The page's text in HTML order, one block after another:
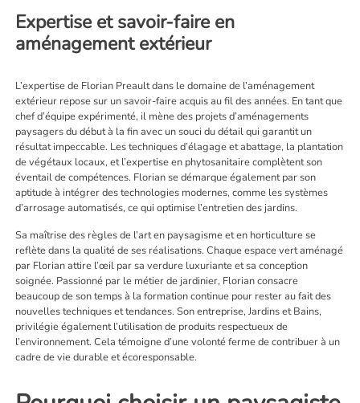
Expertise et savoir-faire en
aménagement extérieur
L’expertise de Florian Preault dans le domaine de l’aménagement
extérieur repose sur un savoir-faire acquis au fil des années. En tant que
chef d’équipe expérimenté, il mène des projets d’aménagements
paysagers du début à la fin avec un souci du détail qui garantit un
résultat impeccable. Les techniques d’élagage et abattage, la plantation
de végétaux locaux, et l’expertise en phytosanitaire complètent son
éventail de compétences. Florian se démarque également par son
aptitude à intégrer des technologies modernes, comme les systèmes
d’arrosage automatisés, ce qui optimise l’entretien des jardins.
Sa maîtrise des règles de l’art en paysagisme et en horticulture se
reflète dans la qualité de ses réalisations. Chaque espace vert aménagé
par Florian attire l’œil par sa verdure luxuriante et sa conception
soignée. Passionné par le métier de jardinier, Florian consacre
beaucoup de son temps à la formation continue pour rester au fait des
nouvelles techniques et tendances. Son entreprise, Jardins et Bains,
privilégie également l’utilisation de produits respectueux de
l’environnement. Cela témoigne d’une volonté ferme de contribuer à un
cadre de vie durable et écoresponsable.